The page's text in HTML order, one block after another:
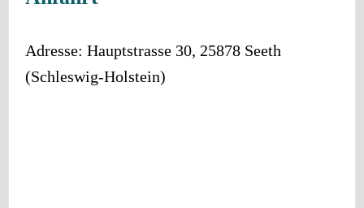
Adresse: Hauptstrasse 30, 25878 Seeth
(Schleswig-Holstein)